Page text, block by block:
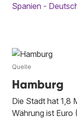
Spanien -
Quelle
Hamburg
Die Stadt hat 1,8
Währung ist Euro